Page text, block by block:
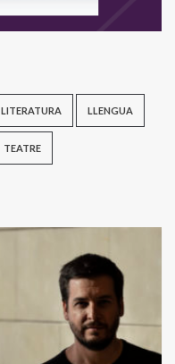
LITERATURA LLENGUA
TEATRE